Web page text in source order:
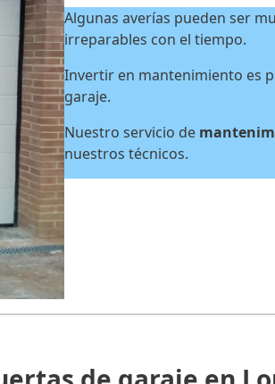
Algunas averías pueden ser
irreparables con el tiempo.
Invertir en mantenimiento es
garaje.
Nuestro servicio de
nuestros técnicos.